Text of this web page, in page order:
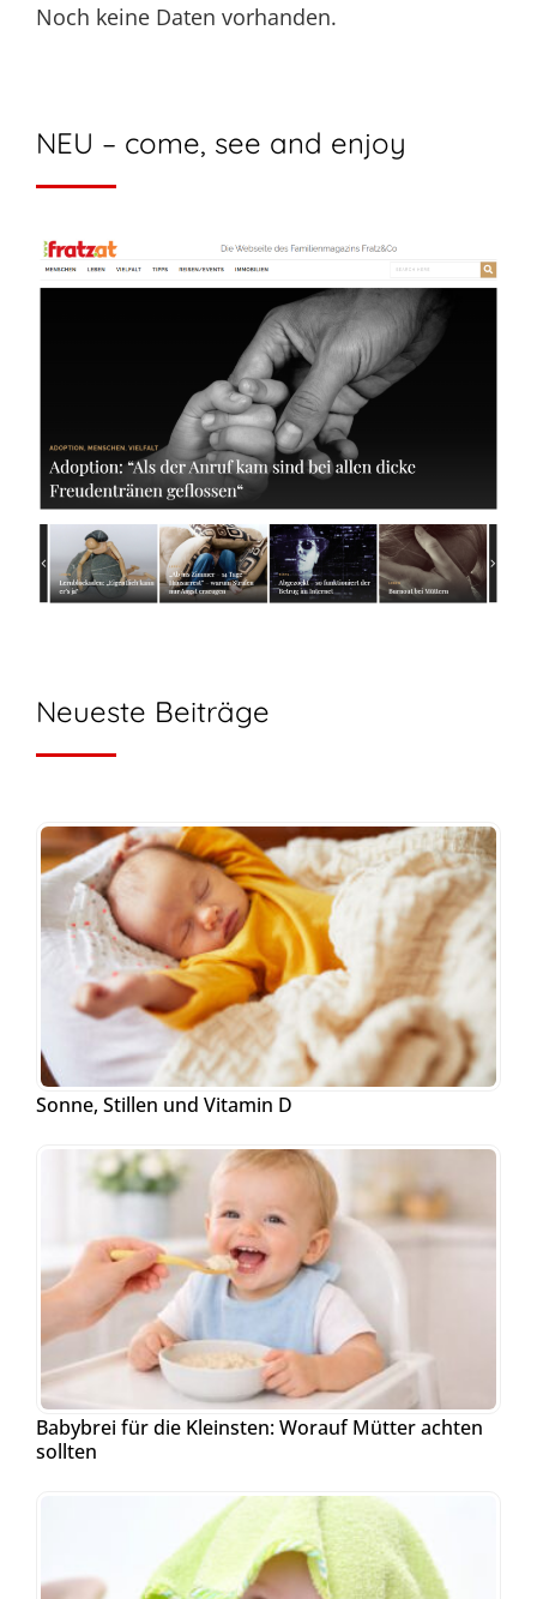
Noch keine Daten vorhanden.
NEU – come, see and enjoy
Neueste Beiträge
Sonne, Stillen und Vitamin D
Babybrei für die Kleinsten: Worauf Mütter achten
sollten